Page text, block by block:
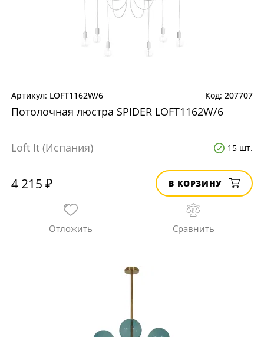
LOFT1162W/6 207707
Потолочная люстра SPIDER LOFT1162W/6
Loft It (Испания) 15 шт.
4 215 ₽ В КОРЗИНУ